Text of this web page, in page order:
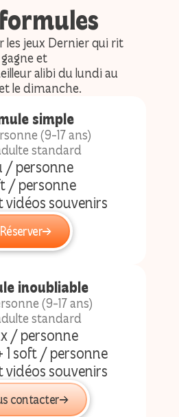
les jeux Dernier qui rit
gagne et
alibi du lundi au
le dimanche.
simple
(9-17 ans)
standard
/ personne
/ personne
vidéos souvenirs
Réserver
inoubliable
(9-17 ans)
standard
/ personne
1 soft / personne
vidéos souvenirs
contacter